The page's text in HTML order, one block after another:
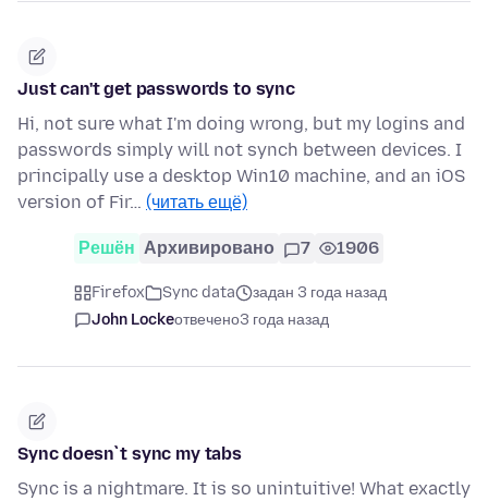
Just can't get passwords to sync
Hi, not sure what I'm doing wrong, but my logins and
passwords simply will not synch between devices. I
principally use a desktop Win10 machine, and an iOS
version of Fir… (читать ещё)
Решён Архивировано 7 1906
Firefox Sync data
задан 3 года назад
John Lockeотвечено3 года назад
Sync doesn`t sync my tabs
Sync is a nightmare. It is so unintuitive! What exactly